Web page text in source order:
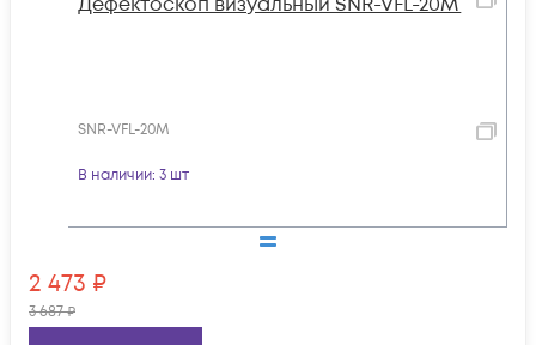
SNR-VFL-20M
В наличии: 3 шт
2 473 ₽
3 687₽